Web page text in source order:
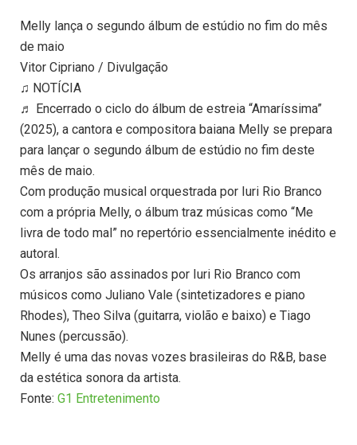
Melly lança o segundo álbum de estúdio no fim do mês
de maio
Vitor Cipriano / Divulgação
♫ NOTÍCIA
♬ Encerrado o ciclo do álbum de estreia “Amaríssima”
(2025), a cantora e compositora baiana Melly se prepara
para lançar o segundo álbum de estúdio no fim deste
mês de maio.
Com produção musical orquestrada por Iuri Rio Branco
com a própria Melly, o álbum traz músicas como “Me
livra de todo mal” no repertório essencialmente inédito e
autoral.
Os arranjos são assinados por Iuri Rio Branco com
músicos como Juliano Vale (sintetizadores e piano
Rhodes), Theo Silva (guitarra, violão e baixo) e Tiago
Nunes (percussão).
Melly é uma das novas vozes brasileiras do R&B, base
da estética sonora da artista.
Fonte: G1 Entretenimento